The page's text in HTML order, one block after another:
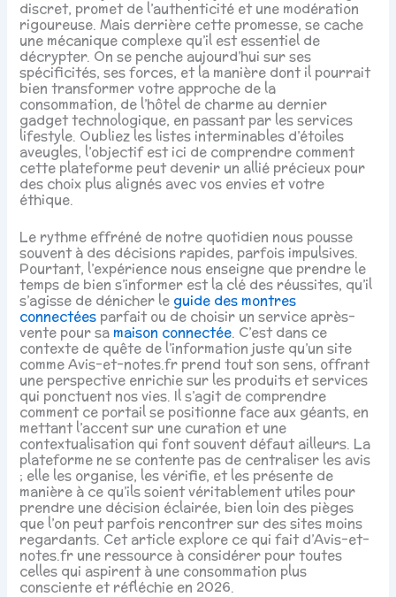
discret, promet de l’authenticité et une modération
rigoureuse. Mais derrière cette promesse, se cache
une mécanique complexe qu’il est essentiel de
décrypter. On se penche aujourd’hui sur ses
spécificités, ses forces, et la manière dont il pourrait
bien transformer votre approche de la
consommation, de l’hôtel de charme au dernier
gadget technologique, en passant par les services
lifestyle. Oubliez les listes interminables d’étoiles
aveugles, l’objectif est ici de comprendre comment
cette plateforme peut devenir un allié précieux pour
des choix plus alignés avec vos envies et votre
éthique.
Le rythme effréné de notre quotidien nous pousse
souvent à des décisions rapides, parfois impulsives.
Pourtant, l’expérience nous enseigne que prendre le
temps de bien s’informer est la clé des réussites, qu’il
s’agisse de dénicher le guide des montres
connectées parfait ou de choisir un service après-
vente pour sa maison connectée. C’est dans ce
contexte de quête de l’information juste qu’un site
comme Avis-et-notes.fr prend tout son sens, offrant
une perspective enrichie sur les produits et services
qui ponctuent nos vies. Il s’agit de comprendre
comment ce portail se positionne face aux géants, en
mettant l’accent sur une curation et une
contextualisation qui font souvent défaut ailleurs. La
plateforme ne se contente pas de centraliser les avis
; elle les organise, les vérifie, et les présente de
manière à ce qu’ils soient véritablement utiles pour
prendre une décision éclairée, bien loin des pièges
que l’on peut parfois rencontrer sur des sites moins
regardants. Cet article explore ce qui fait d’Avis-et-
notes.fr une ressource à considérer pour toutes
celles qui aspirent à une consommation plus
consciente et réfléchie en 2026.